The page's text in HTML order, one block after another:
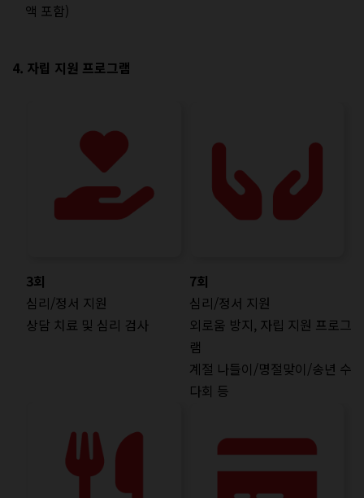
액 포함)
4. 자립 지원 프로그램
3회
심리/정서 지원
7회
심리/정서 지원
상담 치료 및 심리 검사
외로움 방지, 자립 지원 프로그
램
계절 나들이/명절맞이/송년 수
다회 등